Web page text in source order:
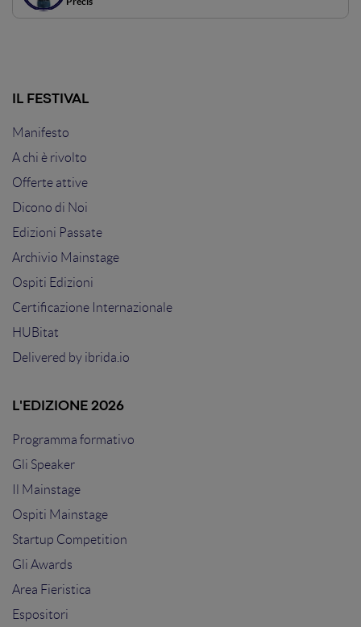
IL FESTIVAL
Manifesto
A chi è rivolto
Offerte attive
Dicono di Noi
Edizioni Passate
Archivio Mainstage
Ospiti Edizioni
Certificazione Internazionale
HUBitat
Delivered by ibrida.io
L'EDIZIONE 2026
Programma formativo
Gli Speaker
Il Mainstage
Ospiti Mainstage
Startup Competition
Gli Awards
Area Fieristica
Espositori